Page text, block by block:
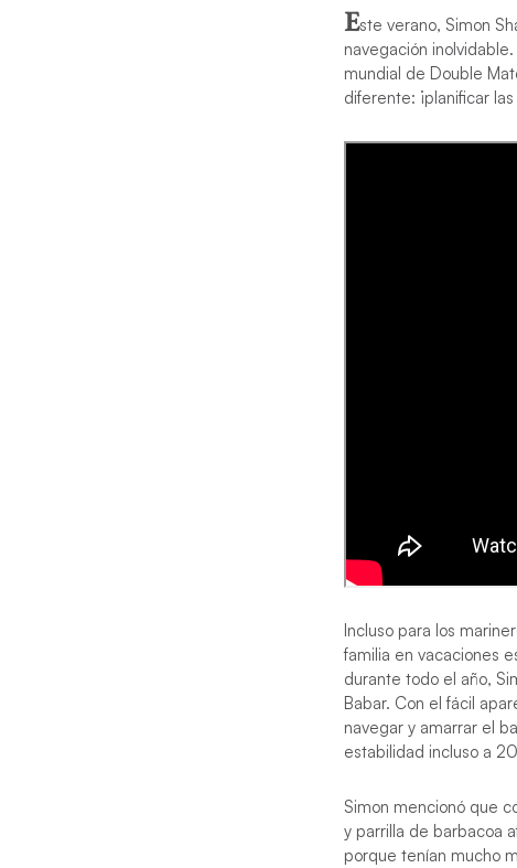
Este verano, Simon
navegación
mundial de Double
diferente: ¡planificar
Incluso para los
familia en vacaciones
durante todo el año,
Babar. Con el fácil
navegar y amarrar el
estabilidad incluso a
Simon mencionó que
y parrilla de barbacoa
porque tenían mucho